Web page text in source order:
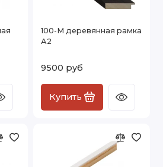
100-М деревянная рамка
А2
9500 руб
Купить